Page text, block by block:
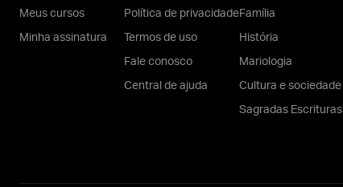
Meus cursos
Minha assinatura
Política de privacidade
Termos de uso
Fale conosco
Central de ajuda
Família
História
Mariologia
Cultura e sociedade
Sagradas Escrituras